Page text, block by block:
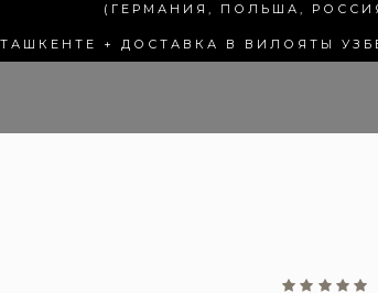
(ГЕРМАНИЯ, ПОЛЬША,
+ ДОСТАВКА В ВИЛОЯТЫ